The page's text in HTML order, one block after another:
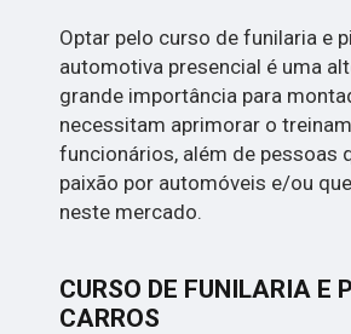
Optar pelo curso de funilaria e
automotiva presencial é uma
grande importância para
necessitam aprimorar o
funcionários, além de pessoas
paixão por automóveis e/ou
neste mercado.
CURSO DE FUNILARIA E
CARROS